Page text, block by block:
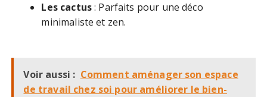
Les cactus: Parfaits pour une déco
minimaliste et zen.
Voir aussi : Comment aménager son espace
de travail chez soi pour améliorer le bien-